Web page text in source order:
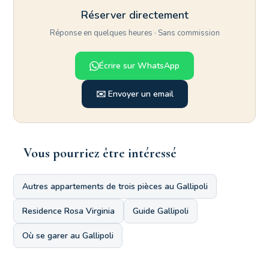
Réserver directement
Réponse en quelques heures · Sans commission
Écrire sur WhatsApp
✉️ Envoyer un email
Vous pourriez être intéressé
Autres appartements de trois pièces au Gallipoli
Residence Rosa Virginia Guide Gallipoli
Où se garer au Gallipoli